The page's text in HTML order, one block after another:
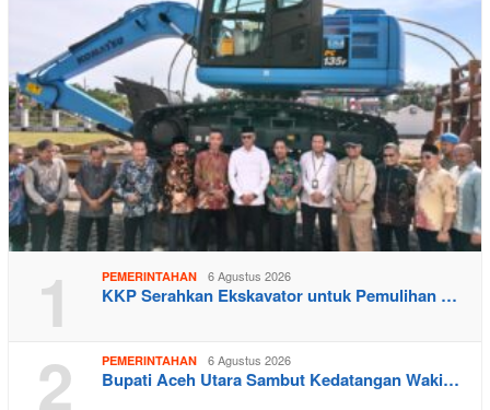
1 PEMERINTAHAN 6 Agustus 2026
KKP Serahkan Ekskavator untuk Pemulihan …
2 PEMERINTAHAN 6 Agustus 2026
Bupati Aceh Utara Sambut Kedatangan Waki…